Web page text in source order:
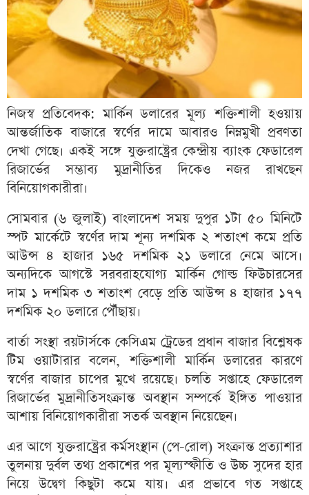
নিজস্ব প্রতিবেদক: মার্কিন ডলারের মূল্য শক্তিশালী হওয়ায়
আন্তর্জাতিক বাজারে স্বর্ণের দামে আবারও নিম্নমুখী প্রবণতা
দেখা গেছে। একই সঙ্গে যুক্তরাষ্ট্রের কেন্দ্রীয় ব্যাংক ফেডারেল
রিজার্ভের সম্ভাব্য মুদ্রানীতির দিকেও নজর রাখছেন
বিনিয়োগকারীরা।
সোমবার (৬ জুলাই) বাংলাদেশ সময় দুপুর ১টা ৫০ মিনিটে
স্পট মার্কেটে স্বর্ণের দাম শূন্য দশমিক ২ শতাংশ কমে প্রতি
আউন্স ৪ হাজার ১৬৫ দশমিক ২১ ডলারে নেমে আসে।
অন্যদিকে আগস্টে সরবরাহযোগ্য মার্কিন গোল্ড ফিউচারসের
দাম ১ দশমিক ৩ শতাংশ বেড়ে প্রতি আউন্স ৪ হাজার ১৭৭
দশমিক ২০ ডলারে পৌঁছায়।
বার্তা সংস্থা রয়টার্সকে কেসিএম ট্রেডের প্রধান বাজার বিশ্লেষক
টিম ওয়াটারার বলেন, শক্তিশালী মার্কিন ডলারের কারণে
স্বর্ণের বাজার চাপের মুখে রয়েছে। চলতি সপ্তাহে ফেডারেল
রিজার্ভের মুদ্রানীতিসংক্রান্ত অবস্থান সম্পর্কে ইঙ্গিত পাওয়ার
আশায় বিনিয়োগকারীরা সতর্ক অবস্থান নিয়েছেন।
এর আগে যুক্তরাষ্ট্রের কর্মসংস্থান (পে-রোল) সংক্রান্ত প্রত্যাশার
তুলনায় দুর্বল তথ্য প্রকাশের পর মূল্যস্ফীতি ও উচ্চ সুদের হার
নিয়ে উদ্বেগ কিছুটা কমে যায়। এর প্রভাবে গত সপ্তাহে